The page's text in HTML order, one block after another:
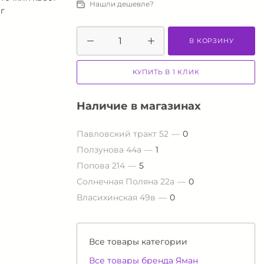
Нашли дешевле?
В КОРЗИНУ
КУПИТЬ В 1 КЛИК
Наличие в магазинах
Павловский тракт 52
0
Ползунова 44а
1
Попова 214
5
Солнечная Поляна 22а
0
Власихинская 49в
0
Все товары категории
Все товары бренда Яман